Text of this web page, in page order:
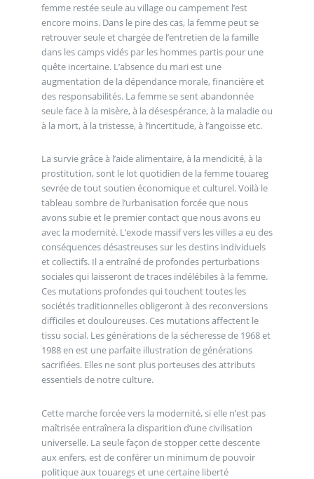
femme restée seule au village ou campement l’est
encore moins. Dans le pire des cas, la femme peut se
retrouver seule et chargée de l’entretien de la famille
dans les camps vidés par les hommes partis pour une
quête incertaine. L’absence du mari est une
augmentation de la dépendance morale, financière et
des responsabilités. La femme se sent abandonnée
seule face à la misère, à la désespérance, à la maladie ou
à la mort, à la tristesse, à l’incertitude, à l’angoisse etc.
La survie grâce à l’aide alimentaire, à la mendicité, à la
prostitution, sont le lot quotidien de la femme touareg
sevrée de tout soutien économique et culturel. Voilà le
tableau sombre de l’urbanisation forcée que nous
avons subie et le premier contact que nous avons eu
avec la modernité. L’exode massif vers les villes a eu des
conséquences désastreuses sur les destins individuels
et collectifs. Il a entraîné de profondes perturbations
sociales qui laisseront de traces indélébiles à la femme.
Ces mutations profondes qui touchent toutes les
sociétés traditionnelles obligeront à des reconversions
difficiles et douloureuses. Ces mutations affectent le
tissu social. Les générations de la sécheresse de 1968 et
1988 en est une parfaite illustration de générations
sacrifiées. Elles ne sont plus porteuses des attributs
essentiels de notre culture.
Cette marche forcée vers la modernité, si elle n’est pas
maîtrisée entraînera la disparition d’une civilisation
universelle. La seule façon de stopper cette descente
aux enfers, est de conférer un minimum de pouvoir
politique aux touaregs et une certaine liberté